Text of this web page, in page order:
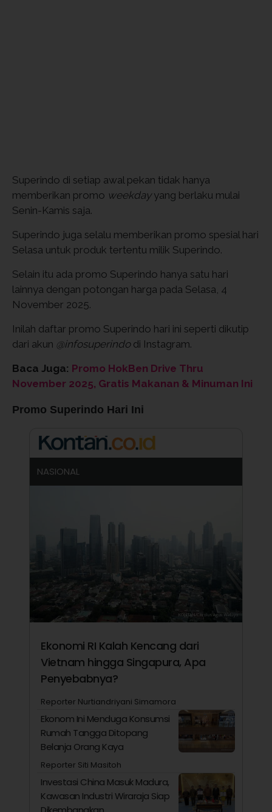
Superindo di setiap awal pekan tidak hanya
memberikan promo weekdayyang berlaku mulai
Senin-Kamis saja.
Superindo juga selalu memberikan promo spesial hari
Selasa untuk produk tertentu milik Superindo.
Selain itu ada promo Superindo hanya satu hari
lainnya dengan potongan harga pada Selasa, 4
November 2025.
Inilah daftar promo Superindo hari ini seperti dikutip
dari akun @infosuperindodi Instagram.
Baca Juga: Promo HokBen Drive Thru
November 2025, Gratis Makanan & Minuman Ini
Promo Superindo Hari Ini
NASIONAL
Ekonomi RI Kalah Kencang dari
Vietnam hingga Singapura, Apa
Penyebabnya?
Reporter Nurtiandriyani Simamora
Ekonom Ini Menduga Konsumsi
Rumah Tangga Ditopang
Belanja Orang Kaya
Reporter Siti Masitoh
Investasi China Masuk Madura,
Kawasan Industri Wiraraja Siap